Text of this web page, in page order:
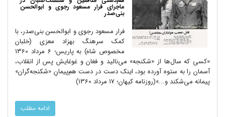
ماجرای فرار مسعود رجوی و ابوالحسن
بنی‌صدر
فرار مسعود رجوی و ابوالحسن بنی‌صدر، با
کمک سرهنگ بهزاد معزی (خلبان
مخصوص شاه) به پاریس؛ 6 مرداد 1360
«کسی که سال‌ها از «شکنجه» می‌نالید و فغان و غوغایش پس از انقلاب،
آسمان را به ستوه آورده بود، اینک دست در دست هم‌پیمانِ «شکنجه‌گران»
پیمانه می‌شکند و...»(روزنامه کیهان؛ 17 مرداد 1360)
ادامه مطلب